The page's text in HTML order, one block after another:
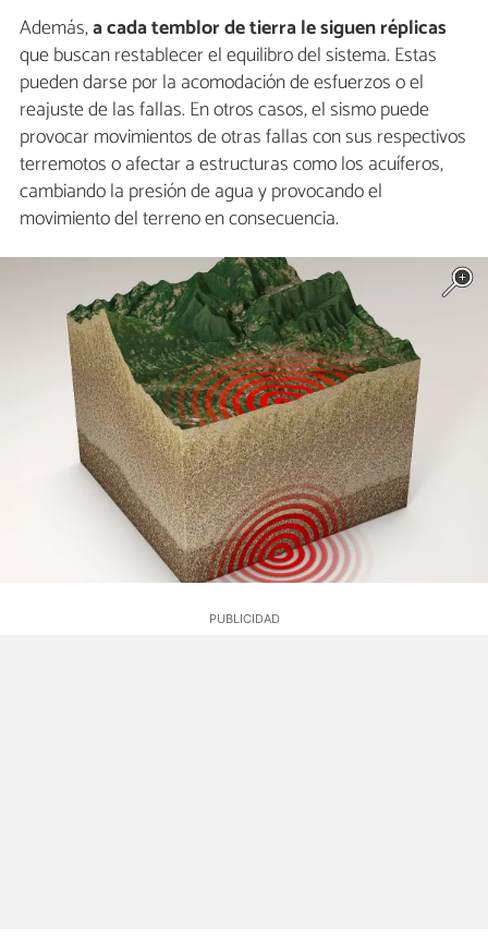
Además,a cada temblor de tierra le siguen réplicas
que buscan restablecer el equilibro del sistema. Estas
pueden darse por la acomodación de esfuerzos o el
reajuste de las fallas. En otros casos, el sismo puede
provocar movimientos de otras fallas con sus respectivos
terremotos o afectar a estructuras como los acuíferos,
cambiando la presión de agua y provocando el
movimiento del terreno en consecuencia.